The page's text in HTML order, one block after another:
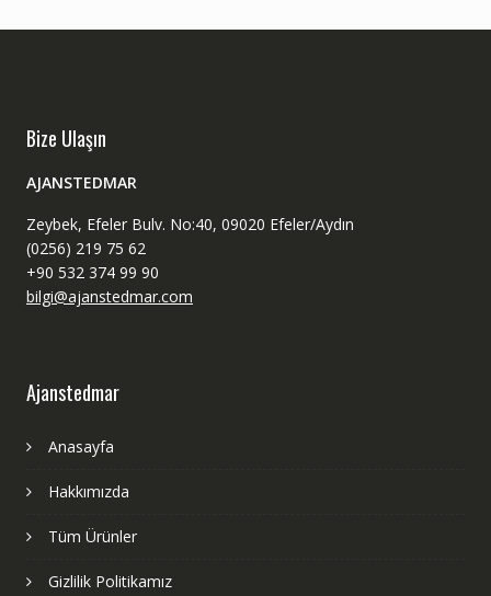
Bize Ulaşın
AJANSTEDMAR
Zeybek, Efeler Bulv. No:40, 09020 Efeler/Aydın
(0256) 219 75 62
+90 532 374 99 90
bilgi@ajanstedmar.com
Ajanstedmar
Anasayfa
Hakkımızda
Tüm Ürünler
Gizlilik Politikamız